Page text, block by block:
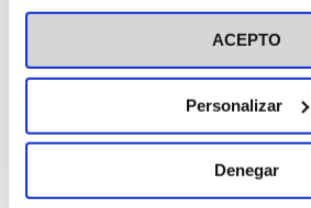
visitar nuestra Política de Cookies
ACEPTO
Personalizar
Denegar
Barcelona